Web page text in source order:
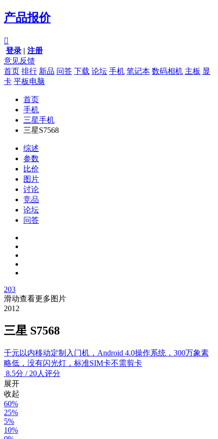
产品报价

登录 | 注册
意见反馈
首页 排行 新品 问答 下载 论坛 手机 笔记本 数码相机 主板 显
卡 平板电脑
首页
手机
三星手机
三星S7568
综述
参数
比价
图片
讨论
竞品
论坛
问答
203
滑动查看更多图片
2012
三星 S7568
千元以内移动定制入门机，Android 4.0操作系统，300万象素
略低，没有闪光灯，标准SIM卡不需剪卡
8.5分 / 20人评分
展开
收起
60%
25%
5%
10%